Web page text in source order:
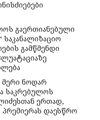
გაერთიანებული
საკანალიზაციო
გამწმენდი
ნოდარ
საკრებულოს
ერთად,
დაესწრო